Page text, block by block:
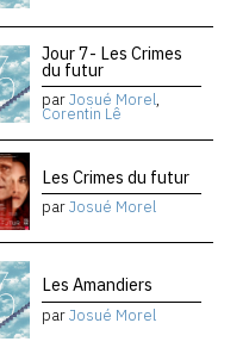
Jour 7- Les Crimes
du futur
parJosué Morel,
Corentin Lê
Les Crimes du futur
parJosué Morel
Les Amandiers
parJosué Morel